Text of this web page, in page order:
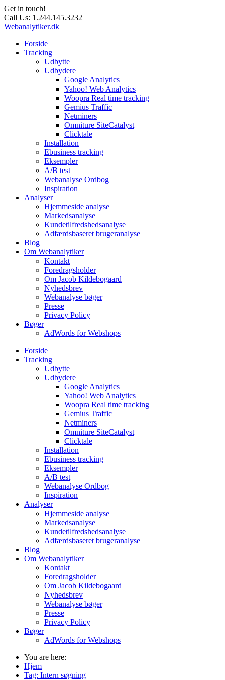
Get in touch!
Call Us: 1.244.145.3232
Webanalytiker.dk
Forside
Tracking
Udbytte
Udbydere
Google Analytics
Yahoo! Web Analytics
Woopra Real time tracking
Gemius Traffic
Netminers
Omniture SiteCatalyst
Clicktale
Installation
Ebusiness tracking
Eksempler
A/B test
Webanalyse Ordbog
Inspiration
Analyser
Hjemmeside analyse
Markedsanalyse
Kundetilfredshedsanalyse
Adfærdsbaseret brugeranalyse
Blog
Om Webanalytiker
Kontakt
Foredragsholder
Om Jacob Kildebogaard
Nyhedsbrev
Webanalyse bøger
Presse
Privacy Policy
Bøger
AdWords for Webshops
Forside
Tracking
Udbytte
Udbydere
Google Analytics
Yahoo! Web Analytics
Woopra Real time tracking
Gemius Traffic
Netminers
Omniture SiteCatalyst
Clicktale
Installation
Ebusiness tracking
Eksempler
A/B test
Webanalyse Ordbog
Inspiration
Analyser
Hjemmeside analyse
Markedsanalyse
Kundetilfredshedsanalyse
Adfærdsbaseret brugeranalyse
Blog
Om Webanalytiker
Kontakt
Foredragsholder
Om Jacob Kildebogaard
Nyhedsbrev
Webanalyse bøger
Presse
Privacy Policy
Bøger
AdWords for Webshops
You are here:
Hjem
Tag: Intern søgning